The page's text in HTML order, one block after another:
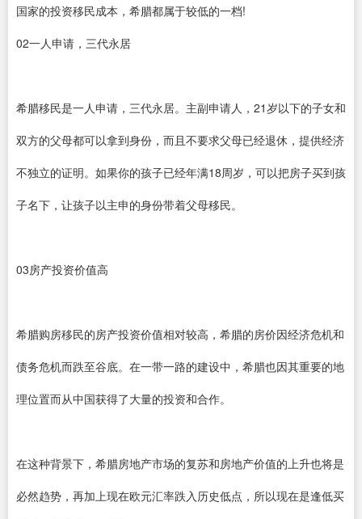
国家的投资移民成本，希腊都属于较低的一档!
02一人申请，三代永居
希腊移民是一人申请，三代永居。主副申请人，21岁以下的子女和
双方的父母都可以拿到身份，而且不要求父母已经退休，提供经济
不独立的证明。如果你的孩子已经年满18周岁，可以把房子买到孩
子名下，让孩子以主申的身份带着父母移民。
03房产投资价值高
希腊购房移民的房产投资价值相对较高，希腊的房价因经济危机和
债务危机而跌至谷底。在一带一路的建设中，希腊也因其重要的地
理位置而从中国获得了大量的投资和合作。
在这种背景下，希腊房地产市场的复苏和房地产价值的上升也将是
必然趋势，再加上现在欧元汇率跌入历史低点，所以现在是逢低买